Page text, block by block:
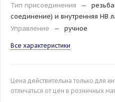
Тип присоединения
—
соединение) и внутренняя HB
Управление
— ручное
Все характеристики
Цена действительна только для
отличаться от цен в розничных